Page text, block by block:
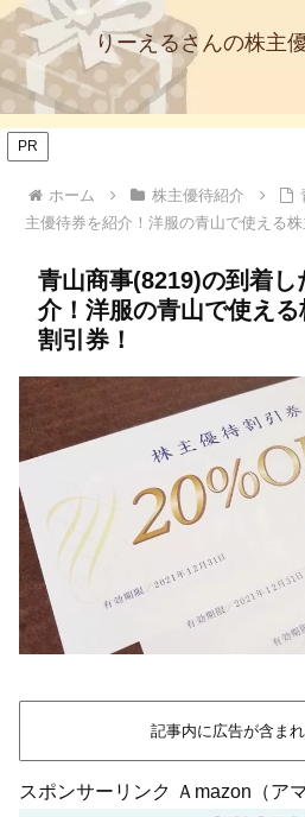
りーえるさんの株主
PR
ホーム 株主優待紹介
主優待券を紹介！洋服の青山で使える株
青山商事(8219)の到着
介！洋服の青山で使え
割引券！
記事内に広告が含まれ
スポンサーリンク Ａmazon（アマ